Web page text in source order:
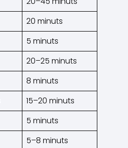
20 minuts
5 minuts
20–25 minuts
8 minuts
15–20 minuts
5 minuts
5–8 minuts